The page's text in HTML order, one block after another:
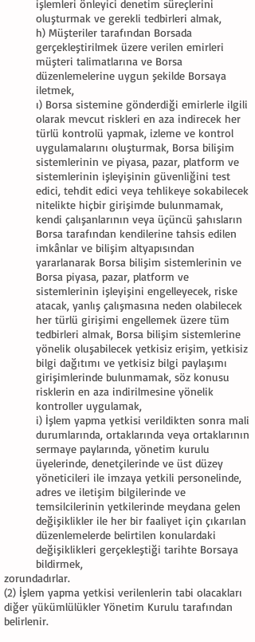
işlemleri önleyici denetim süreçlerini
oluşturmak ve gerekli tedbirleri almak,
h) Müşteriler tarafından Borsada
gerçekleştirilmek üzere verilen emirleri
müşteri talimatlarına ve Borsa
düzenlemelerine uygun şekilde Borsaya
iletmek,
ı) Borsa sistemine gönderdiği emirlerle ilgili
olarak mevcut riskleri en aza indirecek her
türlü kontrolü yapmak, izleme ve kontrol
uygulamalarını oluşturmak, Borsa bilişim
sistemlerinin ve piyasa, pazar, platform ve
sistemlerinin işleyişinin güvenliğini test
edici, tehdit edici veya tehlikeye sokabilecek
nitelikte hiçbir girişimde bulunmamak,
kendi çalışanlarının veya üçüncü şahısların
Borsa tarafından kendilerine tahsis edilen
imkânlar ve bilişim altyapısından
yararlanarak Borsa bilişim sistemlerinin ve
Borsa piyasa, pazar, platform ve
sistemlerinin işleyişini engelleyecek, riske
atacak, yanlış çalışmasına neden olabilecek
her türlü girişimi engellemek üzere tüm
tedbirleri almak, Borsa bilişim sistemlerine
yönelik oluşabilecek yetkisiz erişim, yetkisiz
bilgi dağıtımı ve yetkisiz bilgi paylaşımı
girişimlerinde bulunmamak, söz konusu
risklerin en aza indirilmesine yönelik
kontroller uygulamak,
i) İşlem yapma yetkisi verildikten sonra mali
durumlarında, ortaklarında veya ortaklarının
sermaye paylarında, yönetim kurulu
üyelerinde, denetçilerinde ve üst düzey
yöneticileri ile imzaya yetkili personelinde,
adres ve iletişim bilgilerinde ve
temsilcilerinin yetkilerinde meydana gelen
değişiklikler ile her bir faaliyet için çıkarılan
düzenlemelerde belirtilen konulardaki
değişiklikleri gerçekleştiği tarihte Borsaya
bildirmek,
zorundadırlar.
(2) İşlem yapma yetkisi verilenlerin tabi olacakları
diğer yükümlülükler Yönetim Kurulu tarafından
belirlenir.